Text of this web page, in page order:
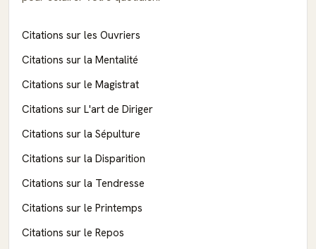
Citations sur les Ouvriers
Citations sur la Mentalité
Citations sur le Magistrat
Citations sur L'art de Diriger
Citations sur la Sépulture
Citations sur la Disparition
Citations sur la Tendresse
Citations sur le Printemps
Citations sur le Repos